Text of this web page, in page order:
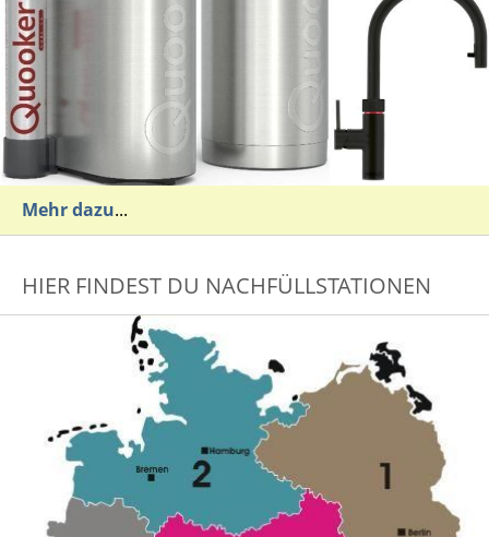
Mehr dazu...
HIER FINDEST DU NACHFÜLLSTATIONEN